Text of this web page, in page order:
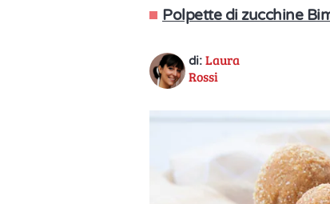
Polpette di zucchine
di: Laura
Rossi